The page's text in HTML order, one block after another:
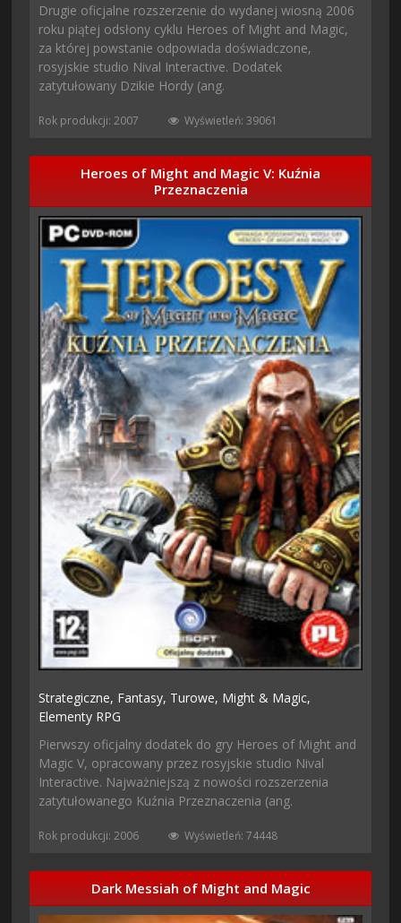
Drugie oficjalne rozszerzenie do wydanej wiosną 2006
roku piątej odsłony cyklu Heroes of Might and Magic,
za której powstanie odpowiada doświadczone,
rosyjskie studio Nival Interactive. Dodatek
zatytułowany Dzikie Hordy (ang.
Rok produkcji: 2007 Wyświetleń: 39061
Heroes of Might and Magic V: Kuźnia
Przeznaczenia
Strategiczne, Fantasy, Turowe, Might & Magic,
Elementy RPG
Pierwszy oficjalny dodatek do gry Heroes of Might and
Magic V, opracowany przez rosyjskie studio Nival
Interactive. Najważniejszą z nowości rozszerzenia
zatytułowanego Kuźnia Przeznaczenia (ang.
Rok produkcji: 2006 Wyświetleń: 74448
Dark Messiah of Might and Magic